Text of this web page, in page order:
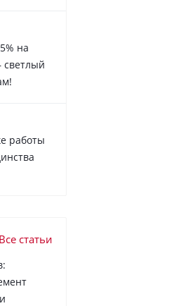
на
работы
Все статьи